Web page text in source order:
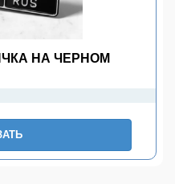
НА ЧЕРНОМ